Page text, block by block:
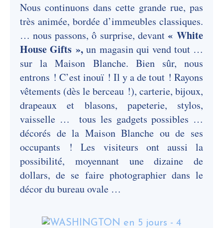
Nous continuons dans cette grande rue, pas
très animée, bordée d’immeubles classiques.
… nous passons, ô surprise, devant « White
House Gifts », un magasin qui vend tout …
sur la Maison Blanche. Bien sûr, nous
entrons ! C’est inouï ! Il y a de tout ! Rayons
vêtements (dès le berceau !), carterie, bijoux,
drapeaux et blasons, papeterie, stylos,
vaisselle … tous les gadgets possibles …
décorés de la Maison Blanche ou de ses
occupants ! Les visiteurs ont aussi la
possibilité, moyennant une dizaine de
dollars, de se faire photographier dans le
décor du bureau ovale …